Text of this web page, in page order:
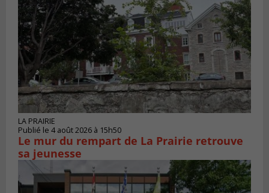
LA PRAIRIE
Publié le 4 août 2026 à 15h50
Le mur du rempart de La Prairie retrouve
sa jeunesse